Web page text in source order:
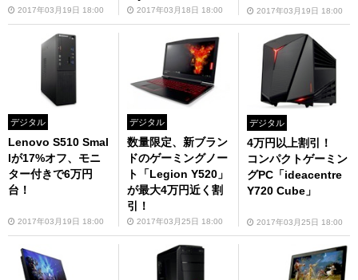
2017年03月19日 18:00 2017年03月18日 18:00 2017年03月19日 18:00
デジタル
Lenovo S510 Smal
lが17%オフ、モニ
ター付きで6万円
台！
2017年03月19日 18:00
デジタル
数量限定、新ブラン
ドのゲーミングノー
ト「Legion Y520」
が最大4万円近く割
引！
2017年03月25日 18:00
デジタル
4万円以上割引！
コンパクトゲーミン
グPC「ideacentre
Y720 Cube」
2017年03月25日 18:00